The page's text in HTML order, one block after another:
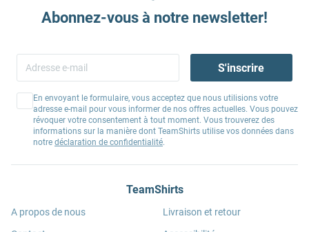
Abonnez-vous à notre newsletter!
S'inscrire
En envoyant le formulaire, vous acceptez que nous utilisions votre
adresse e-mail pour vous informer de nos offres actuelles. Vous pouvez
révoquer votre consentement à tout moment. Vous trouverez des
informations sur la manière dont TeamShirts utilise vos données dans
notre déclaration de confidentialité.
TeamShirts
A propos de nous
Livraison et retour